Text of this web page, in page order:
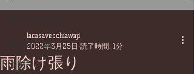
全ての記事
食材
雨除け張り
lacasavecchiawaji
2022年3月25日 読了時間: 1分